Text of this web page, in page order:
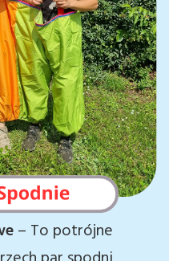
– To potrójne